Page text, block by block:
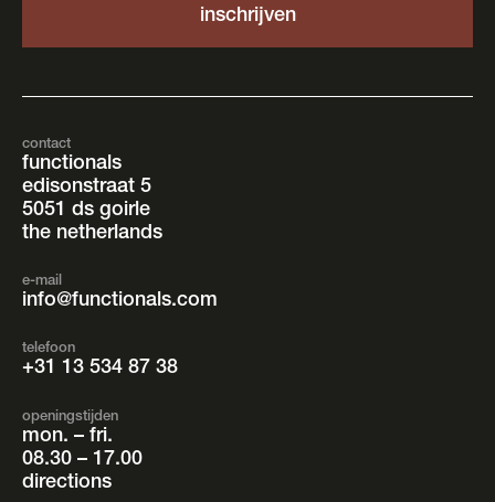
contact
functionals
edisonstraat 5
5051 ds goirle
the netherlands
e-mail
info@functionals.com
telefoon
+31 13 534 87 38
openingstijden
mon. – fri.
08.30 – 17.00
directions